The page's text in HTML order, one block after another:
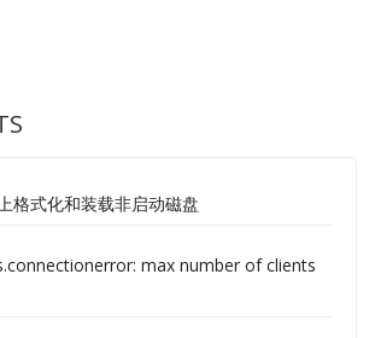
格式化和装载非启动磁盘
max number of clients